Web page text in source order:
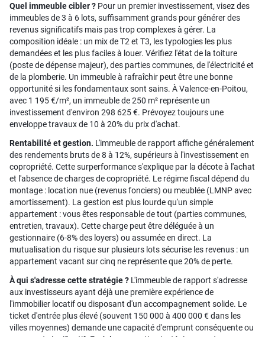
Quel immeuble cibler ? Pour un premier investissement, visez des
immeubles de 3 à 6 lots, suffisamment grands pour générer des
revenus significatifs mais pas trop complexes à gérer. La
composition idéale : un mix de T2 et T3, les typologies les plus
demandées et les plus faciles à louer. Vérifiez l'état de la toiture
(poste de dépense majeur), des parties communes, de l'électricité et
de la plomberie. Un immeuble à rafraîchir peut être une bonne
opportunité si les fondamentaux sont sains. À Valence-en-Poitou,
avec 1 195 €/m², un immeuble de 250 m² représente un
investissement d'environ 298 625 €. Prévoyez toujours une
enveloppe travaux de 10 à 20% du prix d'achat.
Rentabilité et gestion. L'immeuble de rapport affiche généralement
des rendements bruts de 8 à 12%, supérieurs à l'investissement en
copropriété. Cette surperformance s'explique par la décote à l'achat
et l'absence de charges de copropriété. Le régime fiscal dépend du
montage : location nue (revenus fonciers) ou meublée (LMNP avec
amortissement). La gestion est plus lourde qu'un simple
appartement : vous êtes responsable de tout (parties communes,
entretien, travaux). Cette charge peut être déléguée à un
gestionnaire (6-8% des loyers) ou assumée en direct. La
mutualisation du risque sur plusieurs lots sécurise les revenus : un
appartement vacant sur cinq ne représente que 20% de perte.
À qui s'adresse cette stratégie ? L'immeuble de rapport s'adresse
aux investisseurs ayant déjà une première expérience de
l'immobilier locatif ou disposant d'un accompagnement solide. Le
ticket d'entrée plus élevé (souvent 150 000 à 400 000 € dans les
villes moyennes) demande une capacité d'emprunt conséquente ou